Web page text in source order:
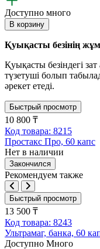
Доступно много
В корзину
Қуықасты безінің
Қуықасты безіндегі
түзетуші болып
әрекет етеді.
Быстрый просмотр
10 800 ₸
Код товара: 8215
Простакс Про, 60 капс
Нет в наличии
Закончился
Рекомендуем также
Быстрый просмотр
13 500 ₸
Код товара: 8243
Ультрамаг, банка, 60
Доступно Много